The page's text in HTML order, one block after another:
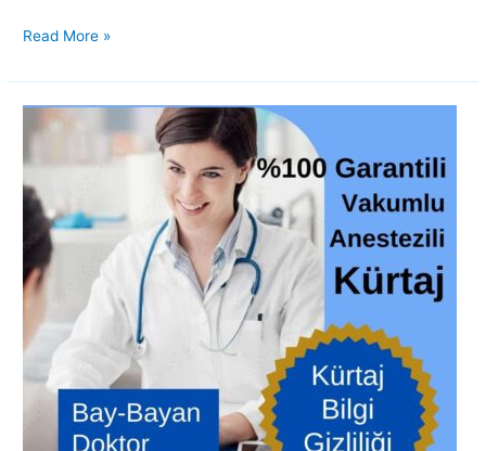
Read More »
Kürtaj
fiyatları
Yalova